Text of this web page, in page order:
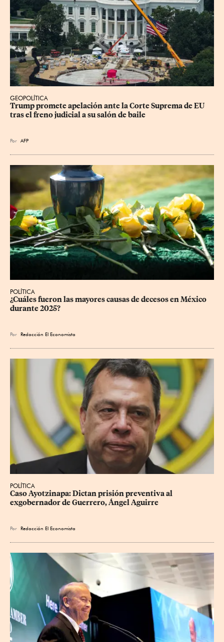
GEOPOLÍTICA
Trump promete apelación ante la Corte Suprema de EU
tras el freno judicial a su salón de baile
Por AFP
POLÍTICA
¿Cuáles fueron las mayores causas de decesos en México
durante 2025?
Por Redacción El Economista
POLÍTICA
Caso Ayotzinapa: Dictan prisión preventiva al
exgobernador de Guerrero, Ángel Aguirre
Por Redacción El Economista